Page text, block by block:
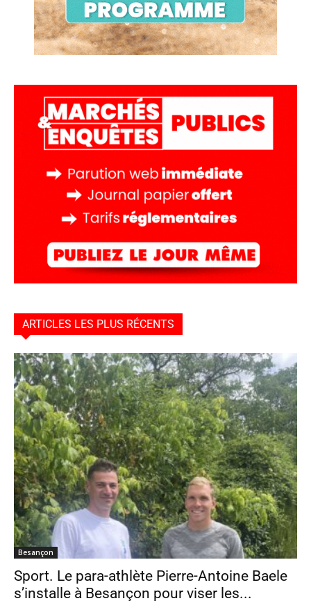
ARTICLES LES PLUS RÉCENTS
Besançon
Sport. Le para-athlète Pierre-Antoine Baele
s’installe à Besançon pour viser les...